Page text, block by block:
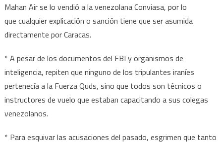
Mahan Air se lo vendió a la venezolana Conviasa, por lo
que cualquier explicación o sanción tiene que ser asumida
directamente por Caracas.
* A pesar de los documentos del FBI y organismos de
inteligencia, repiten que ninguno de los tripulantes iraníes
pertenecía a la Fuerza Quds, sino que todos son técnicos o
instructores de vuelo que estaban capacitando a sus colegas
venezolanos.
* Para esquivar las acusaciones del pasado, esgrimen que tanto